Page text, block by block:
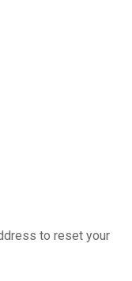
to reset your